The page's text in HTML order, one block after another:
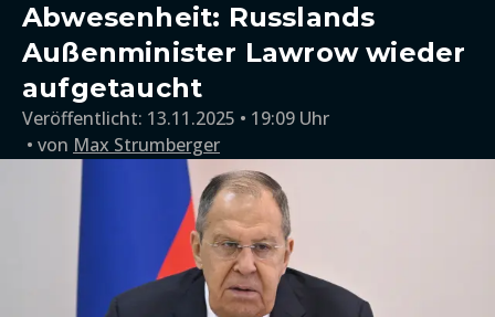
Abwesenheit: Russlands
Außenminister Lawrow wieder
aufgetaucht
Veröffentlicht: 13.11.2025 • 19:09 Uhr
von Max Strumberger